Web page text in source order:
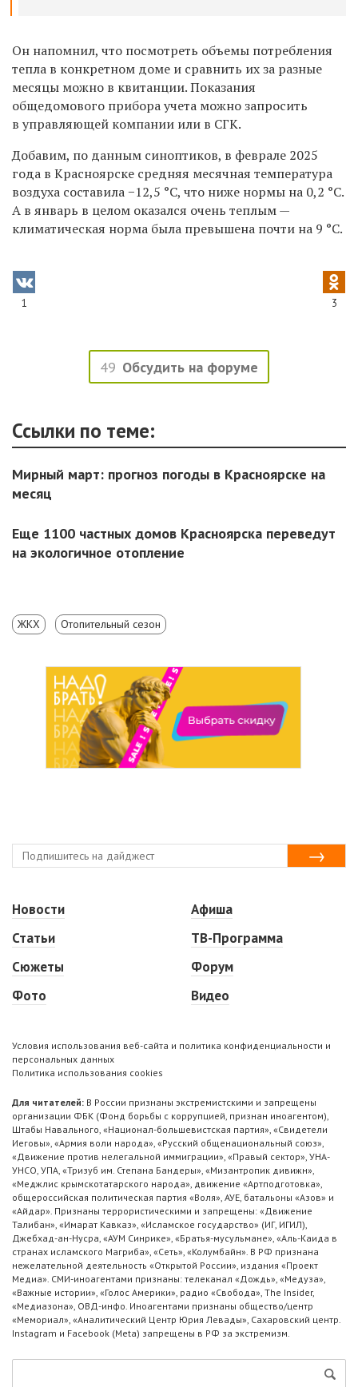
Он напомнил, что посмотреть объемы потребления
тепла в конкретном доме и сравнить их за разные
месяцы можно в квитанции. Показания
общедомового прибора учета можно запросить
в управляющей компании или в СГК.
Добавим, по данным синоптиков, в феврале 2025
года в Красноярске средняя месячная температура
воздуха составила −12,5 °C, что ниже нормы на 0,2 °C.
А в январь в целом оказался очень теплым —
климатическая норма была превышена почти на 9 °С.
1 3
49 Обсудить на форуме
Ссылки по теме:
Мирный март: прогноз погоды в Красноярске на
месяц
Еще 1100 частных домов Красноярска переведут
на экологичное отопление
ЖКХ Отопительный сезон
Новости
Статьи
Сюжеты
Фото
Афиша
ТВ-Программа
Форум
Видео
Условия использования веб-сайта и политика конфиденциальности и
персональных данных
Политика использования cookies
Для читателей: В России признаны экстремистскими и запрещены
организации ФБК (Фонд борьбы с коррупцией, признан иноагентом),
Штабы Навального, «Национал-большевистская партия», «Свидетели
Иеговы», «Армия воли народа», «Русский общенациональный союз»,
«Движение против нелегальной иммиграции», «Правый сектор», УНА-
УНСО, УПА, «Тризуб им. Степана Бандеры», «Мизантропик дивижн»,
«Меджлис крымскотатарского народа», движение «Артподготовка»,
общероссийская политическая партия «Воля», АУЕ, батальоны «Азов» и
«Айдар». Признаны террористическими и запрещены: «Движение
Талибан», «Имарат Кавказ», «Исламское государство» (ИГ, ИГИЛ),
Джебхад-ан-Нусра, «АУМ Синрике», «Братья-мусульмане», «Аль-Каида в
странах исламского Магриба», «Сеть», «Колумбайн». В РФ признана
нежелательной деятельность «Открытой России», издания «Проект
Медиа». СМИ-иноагентами признаны: телеканал «Дождь», «Медуза»,
«Важные истории», «Голос Америки», радио «Свобода», The Insider,
«Медиазона», ОВД-инфо. Иноагентами признаны общество/центр
«Мемориал», «Аналитический Центр Юрия Левады», Сахаровский центр.
Instagram и Facebook (Metа) запрещены в РФ за экстремизм.